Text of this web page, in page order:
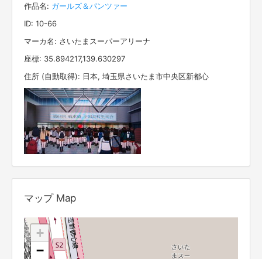
作品名: ガールズ＆パンツァー
ID: 10-66
マーカ名: さいたまスーパーアリーナ
座標: 35.894217,139.630297
住所 (自動取得): 日本, 埼玉県さいたま市中央区新都心
マップ Map
+
−